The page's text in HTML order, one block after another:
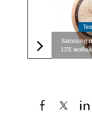
Следваща
Samsung
LTE
facebooktwitter